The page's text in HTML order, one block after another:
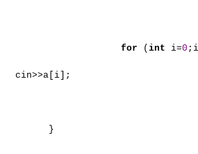
for ( int i=0
cin>>a[i];
}